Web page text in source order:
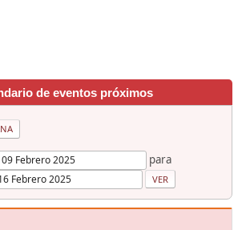
de eventos próximos
para